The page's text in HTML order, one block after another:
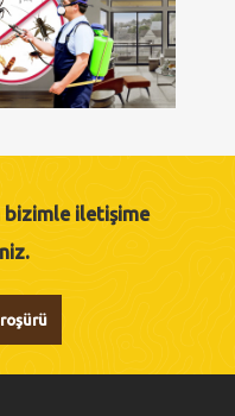
bizimle iletişime